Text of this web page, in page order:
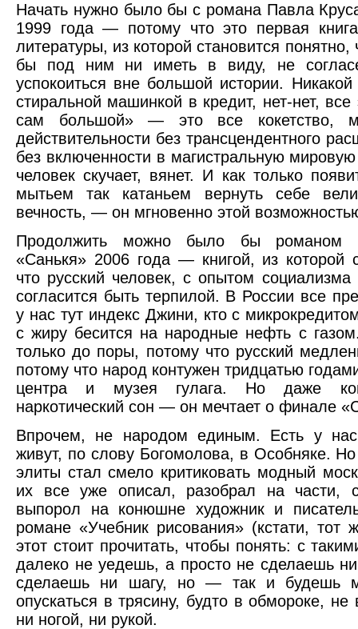
Начать нужно было бы с романа Павла
1999 года — потому что это первая
литературы, из которой становится понятно,
бы под ним ни иметь в виду, не
успокоиться вне большой истории.
стиральной машинкой в кредит, нет-нет,
сам большой» — это все кокетство,
действительности без трансцендентного
без включенности в магистральную
человек скучает, вянет. И как только
мытьем так катаньем вернуть себе
вечность, — он мгновенно этой
Продолжить можно было бы романом
«Санькя» 2006 года — книгой, из которой
что русский человек, с опытом
согласится быть терпилой. В России все
у нас тут индекс Джини, кто с
с жиру бесится на народные нефть с
только до поры, потому что русский
потому что народ контужен тридцатью
центра и музея гулага. Но даже
наркотический сон — он мечтает о финале
Впрочем, не народом единым. Есть у
живут, по слову Богомолова, в Особняке. Но
элиты стал смело критиковать модный
их все уже описал, разобрал на части,
выпорол на конюшне художник и
романе «Учебник рисования» (кстати, тот
этот стоит прочитать, чтобы понять: с
далеко не уедешь, а просто не сделаешь
сделаешь ни шагу, но — так и будешь
опускаться в трясину, будто в обмороке,
ни ногой, ни рукой.